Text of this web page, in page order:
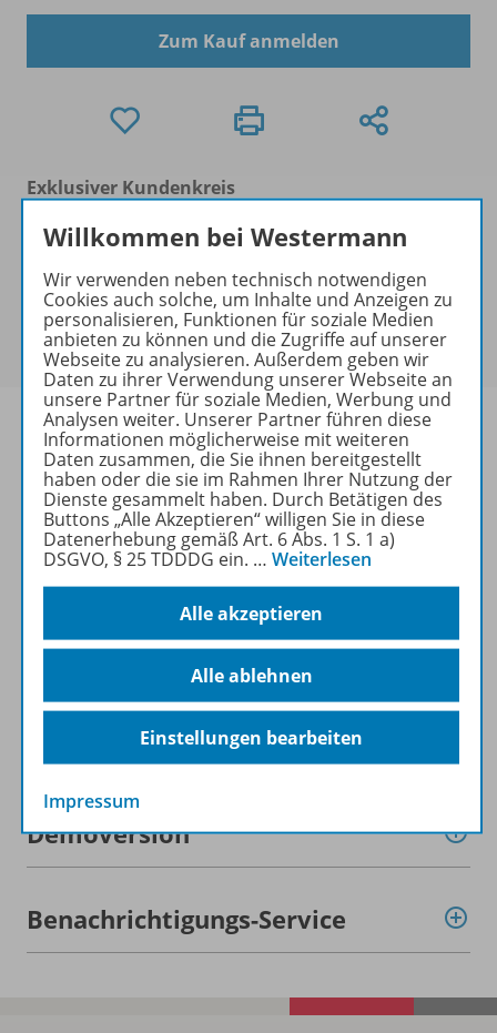
Zum Kauf anmelden
Exklusiver Kundenkreis
Ausbildern/Ausbilderinnen, Dozenten/Dozentinnen,
Erziehern/Erzieherinnen, Lehrkräften,
Referendaren/Referendarinnen,
Studenten/Studentinnen und Universitätslehrenden
erworben werden.
Produktinformationen
Beschreibung
Lizenzbedingungen
Zugehörige Produkte
Demoversion
Benachrichtigungs-Service
Willkommen bei Westermann
Wir verwenden neben technisch notwendigen
Cookies auch solche, um Inhalte und Anzeigen zu
personalisieren, Funktionen für soziale Medien
anbieten zu können und die Zugriffe auf unserer
Webseite zu analysieren. Außerdem geben wir
Daten zu ihrer Verwendung unserer Webseite an
unsere Partner für soziale Medien, Werbung und
Analysen weiter. Unserer Partner führen diese
Informationen möglicherweise mit weiteren
Daten zusammen, die Sie ihnen bereitgestellt
haben oder die sie im Rahmen Ihrer Nutzung der
Dienste gesammelt haben. Durch Betätigen des
Buttons „Alle Akzeptieren“ willigen Sie in diese
Datenerhebung gemäß Art. 6 Abs. 1 S. 1 a)
DSGVO, § 25 TDDDG ein. … Weiterlesen
Alle akzeptieren
Alle ablehnen
Einstellungen bearbeiten
Impressum